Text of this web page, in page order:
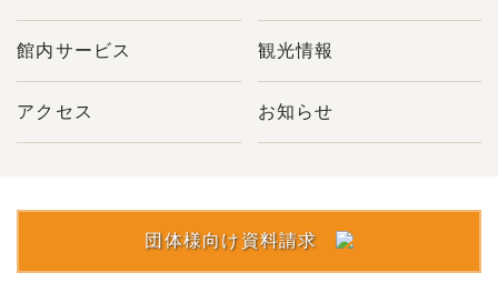
館内サービス 観光情報
アクセス お知らせ
団体様向け資料請求